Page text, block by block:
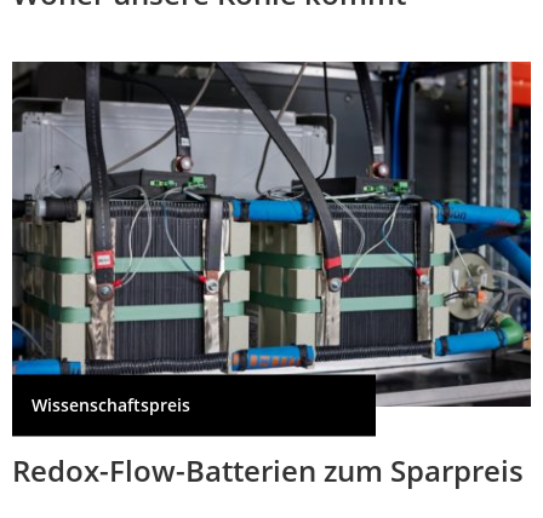
Wissenschaftspreis
Redox-Flow-Batterien zum Sparpreis